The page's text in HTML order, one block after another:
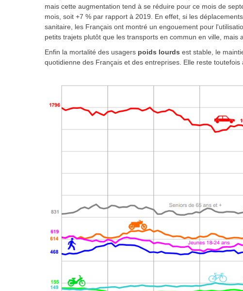
mais cette augmentation tend à se réduire pour ce mois de
mois, soit +7 % par rapport à 2019. En effet, si les
sanitaire, les Français ont montré un engouement pour
petits trajets plutôt que les transports en commun en ville, mais
Enfin la mortalité des usagers poids lourds est stable, le
quotidienne des Français et des entreprises. Elle reste